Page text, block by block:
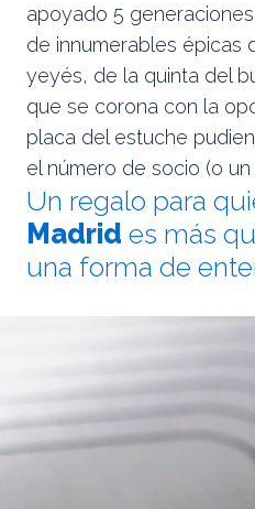
apoyado 5
de innumerables épicas
yeyés, de la quinta del
que se corona con la
placa del estuche
el número de socio (o
Un regalo para
Madrid es más
una forma de